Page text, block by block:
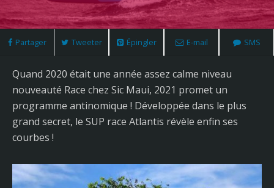
Partager Tweeter Épingler E-mail SMS
Quand 2020 était une année assez calme niveau
nouveauté Race chez Sic Maui, 2021 promet un
programme antinomique ! Développée dans le plus
grand secret, le SUP race Atlantis révèle enfin ses
courbes !